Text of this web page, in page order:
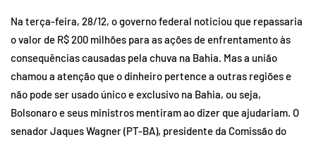
Na terça-feira, 28/12, o governo federal noticiou que repassaria
o valor de R$ 200 milhões para as ações de enfrentamento às
consequências causadas pela chuva na Bahia. Mas a união
chamou a atenção que o dinheiro pertence a outras regiões e
não pode ser usado único e exclusivo na Bahia, ou seja,
Bolsonaro e seus ministros mentiram ao dizer que ajudariam. O
senador Jaques Wagner (PT-BA), presidente da Comissão do